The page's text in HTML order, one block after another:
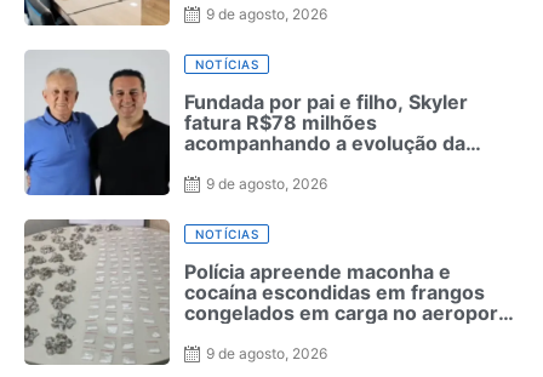
9 de agosto, 2026
NOTÍCIAS
Fundada por pai e filho, Skyler
fatura R$78 milhões
acompanhando a evolução da
9 de agosto, 2026
NOTÍCIAS
Polícia apreende maconha e
cocaína escondidas em frangos
congelados em carga no aeroporto
9 de agosto, 2026